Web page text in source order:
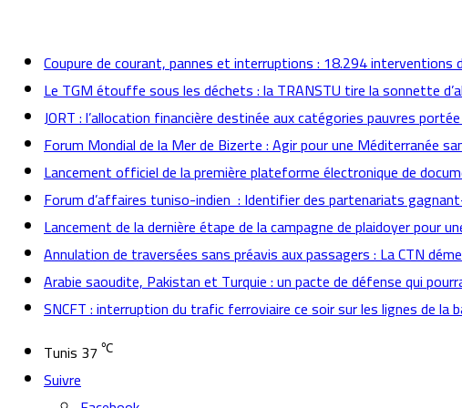
Coupure de courant, pannes et interruptions : 18.294 interventions
Le TGM étouffe sous les déchets : la TRANSTU tire la sonnette
JORT : l’allocation financière destinée aux catégories pauvres
Forum Mondial de la Mer de Bizerte : Agir pour une Méditerranée
Lancement officiel de la première plateforme électronique de
Forum d’affaires tuniso-indien : Identifier des partenariats
Lancement de la dernière étape de la campagne de plaidoyer pour
Annulation de traversées sans préavis aux passagers : La CTN
Arabie saoudite, Pakistan et Turquie : un pacte de défense qui
SNCFT : interruption du trafic ferroviaire ce soir sur les lignes de la
Tunis 37 ℃
Suivre